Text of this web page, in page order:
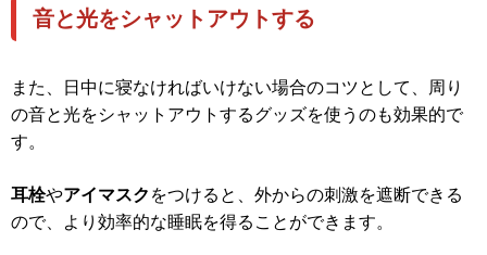
音と光をシャットアウトする
また、日中に寝なければいけない場合のコツとして、周り
の音と光をシャットアウトするグッズを使うのも効果的で
す。
耳栓やアイマスク をつけると、外からの刺激を遮断できる
ので、より効率的な睡眠を得ることができます。